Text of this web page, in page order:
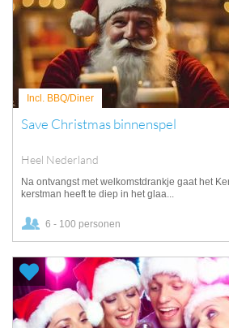
Incl. BBQ/Diner
Save Christmas binnenspel
Heel Nederland
Na ontvangst met welkomstdrankje gaat het
kerstman heeft te diep in het glaa...
6 - 100 personen